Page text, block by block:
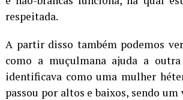
respeitada.
A partir disso também podemos
como a muçulmana ajuda a
identificava como uma mulher
passou por altos e baixos, sendo